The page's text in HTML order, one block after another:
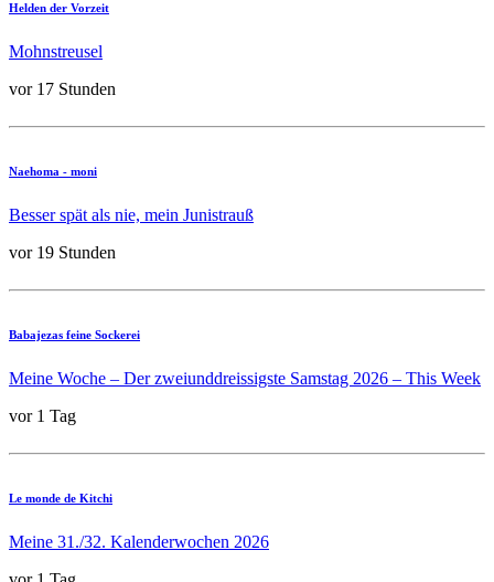
Helden der Vorzeit
Mohnstreusel
vor 17 Stunden
Naehoma - moni
Besser spät als nie, mein Junistrauß
vor 19 Stunden
Babajezas feine Sockerei
Meine Woche – Der zweiunddreissigste Samstag 2026 – This Week
vor 1 Tag
Le monde de Kitchi
Meine 31./32. Kalenderwochen 2026